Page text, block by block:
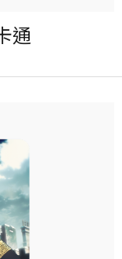
通卡
通